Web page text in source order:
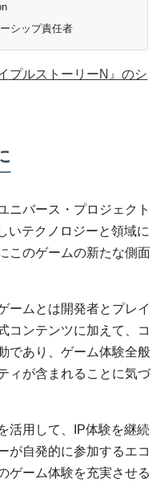
シップ責任者
プルストーリーN』のシ
ニバース・プロジェクト
いテクノロジーと領域に
このゲームの新たな側面
ームとは開発者とプレイ
コンテンツに加えて、コ
であり、ゲーム体験全般
ィが含まれることに気づ
活用して、IP体験を継続
が自発的に参加するエコ
ゲーム体験を充実させる